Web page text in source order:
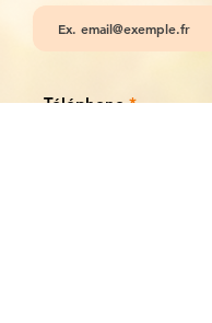
Téléphone